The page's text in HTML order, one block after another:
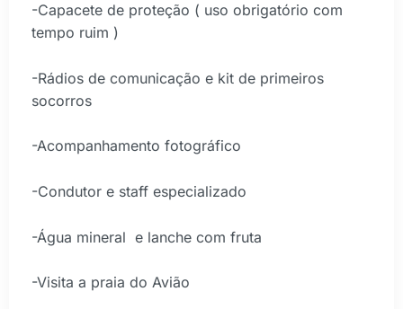
-Capacete de proteção ( uso obrigatório com
tempo ruim )
-Rádios de comunicação e kit de primeiros
socorros
-Acompanhamento fotográfico
-Condutor e staff especializado
-Água mineral e lanche com fruta
-Visita a praia do Avião